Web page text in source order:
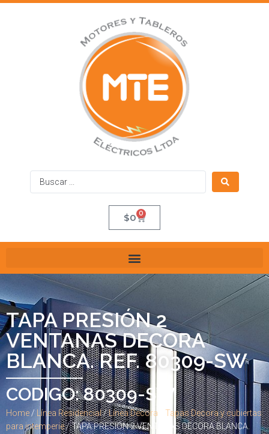
$0 0
TAPA PRESIÓN 2
VENTANAS DECORA
BLANCA. REF. 80309-SW
CODIGO: 80309-SW
Home / Línea Residencial/Línea Decora
Tapas Decora y cubiertas
para intemperie/ TAPA PRESIÓN 2 VENTANAS DECORA BLANCA.